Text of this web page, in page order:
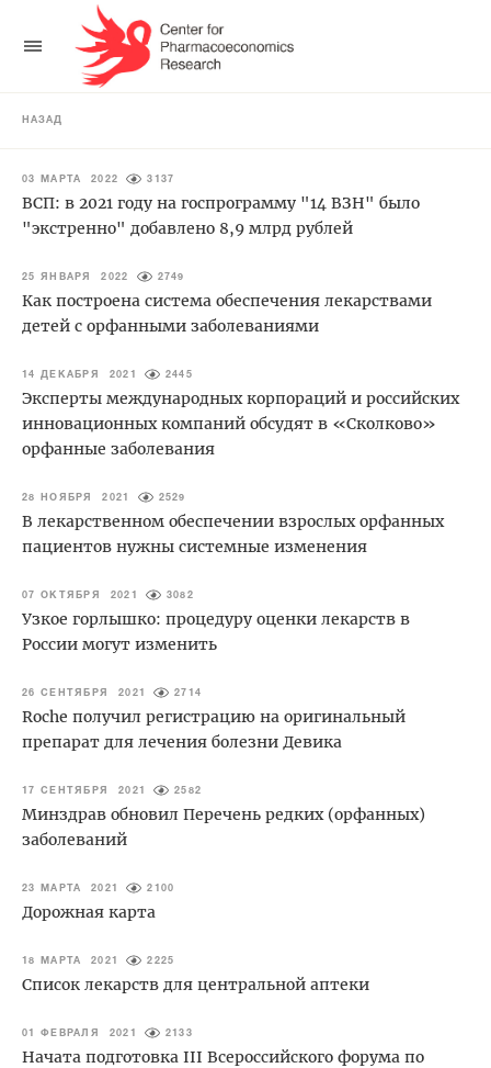
НАЗАД
03 МАРТА 2022 3137
ВСП: в 2021 году на госпрограмму "14 ВЗН" было
"экстренно" добавлено 8,9 млрд рублей
25 ЯНВАРЯ 2022 2749
Как построена система обеспечения лекарствами
детей с орфанными заболеваниями
14 ДЕКАБРЯ 2021 2445
Эксперты международных корпораций и российских
инновационных компаний обсудят в «Сколково»
орфанные заболевания
28 НОЯБРЯ 2021 2529
В лекарственном обеспечении взрослых орфанных
пациентов нужны системные изменения
07 ОКТЯБРЯ 2021 3082
Узкое горлышко: процедуру оценки лекарств в
России могут изменить
26 СЕНТЯБРЯ 2021 2714
Roche получил регистрацию на оригинальный
препарат для лечения болезни Девика
17 СЕНТЯБРЯ 2021 2582
Минздрав обновил Перечень редких (орфанных)
заболеваний
23 МАРТА 2021 2100
Дорожная карта
18 МАРТА 2021 2225
Список лекарств для центральной аптеки
01 ФЕВРАЛЯ 2021 2133
Начата подготовка III Всероссийского форума по